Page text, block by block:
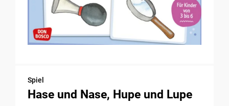
Spiel
Hase und Nase, Hupe und Lupe